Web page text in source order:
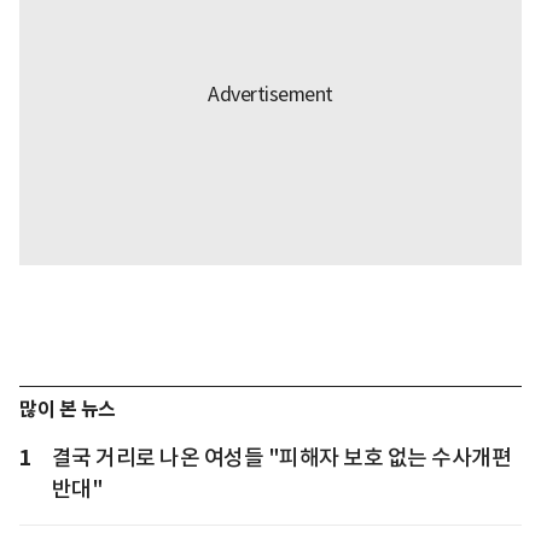
많이 본 뉴스
1
결국 거리로 나온 여성들 "피해자 보호 없는 수사개편
반대"